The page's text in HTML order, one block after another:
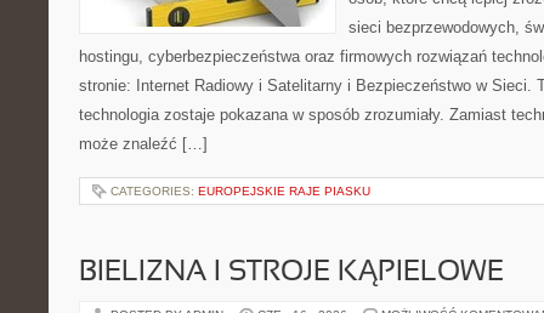
sieci bezprzewodowych,
hostingu, cyberbezpieczeństwa oraz firmowych rozwiązań
stronie: Internet Radiowy i Satelitarny i Bezpieczeństwo w Sieci.
technologia zostaje pokazana w sposób zrozumiały. Zamiast
może znaleźć […]
CATEGORIES: EUROPEJSKIE RAJE PIASKU
BIELIZNA I STROJE KĄPIELOWE